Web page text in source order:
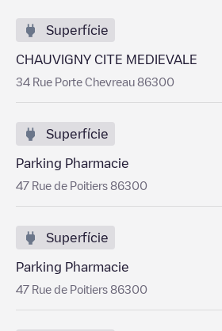
Superfície
CHAUVIGNY CITE MEDIEVALE
34 Rue Porte Chevreau 86300
Superfície
Parking Pharmacie
47 Rue de Poitiers 86300
Superfície
Parking Pharmacie
47 Rue de Poitiers 86300